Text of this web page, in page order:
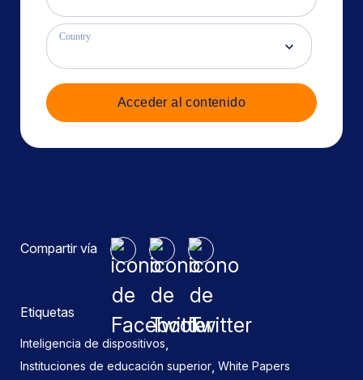
Country
Acceder al contenido
Compartir vía
Etiquetas
Inteligencia de dispositivos,
Instituciones de educación superior, White Papers